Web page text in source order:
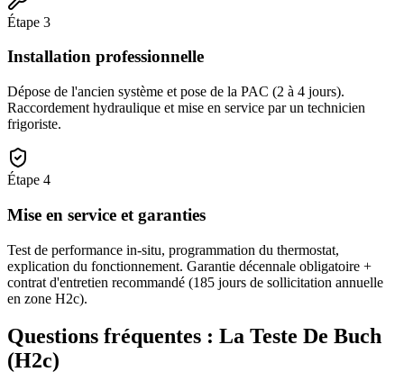
Étape 3
Installation professionnelle
Dépose de l'ancien système et pose de la PAC (2 à 4 jours).
Raccordement hydraulique et mise en service par un technicien
frigoriste.
Étape 4
Mise en service et garanties
Test de performance in-situ, programmation du thermostat,
explication du fonctionnement. Garantie décennale obligatoire +
contrat d'entretien recommandé (185 jours de sollicitation annuelle
en zone H2c).
Questions fréquentes : La Teste De Buch
(H2c)